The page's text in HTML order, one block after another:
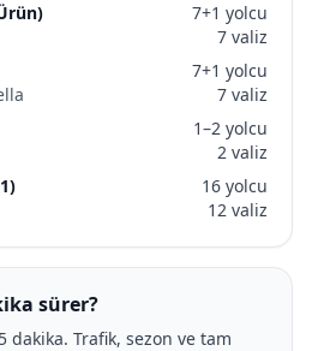
7+1 yolcu
7 valiz
7+1 yolcu
7 valiz
1–2 yolcu
2 valiz
16 yolcu
12 valiz
sürer?
dakika. Trafik, sezon ve tam